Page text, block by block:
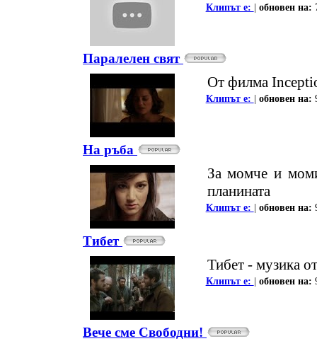
Клипът е: | oбновен на:
Паралелен свят
От филма
Клипът е: | oбновен на:
На ръба
За момче и
планината
Клипът е: | oбновен на:
Тибет
Тибет - музика
Клипът е: | oбновен на:
Вече сме Свободни!